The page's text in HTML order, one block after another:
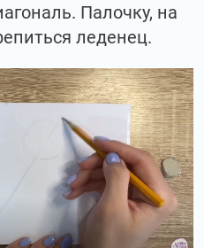
Палочку, на
леденец.